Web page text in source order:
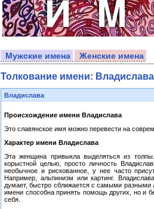
Мужские имена Женские имена
Толкование имени: Владислава
Владислава
Происхождение имени Владислава
Это славянское имя можно перевести на
Характер имени Владислава
Эта женщина привыкла выделяться из
корыстной целью, просто личность
необычное и рискованное, у нее часто
Например, альпинизм или картинг.
думает, быстро сближается с самыми разными
имени способна принять помощь других, но и
себя.